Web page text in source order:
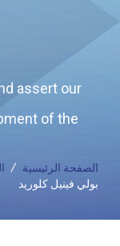
assert our
of the
الصفحة الرئيسية /
بولي فينيل كلوريد